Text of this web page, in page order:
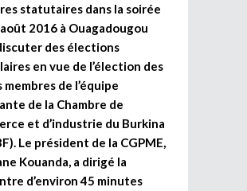
statutaires dans la soirée
2016 à Ouagadougou
des élections
en vue de l’élection des
de l’équipe
de la Chambre de
et d’industrie du Burkina
Le président de la CGPME,
Kouanda, a dirigé la
d’environ 45 minutes